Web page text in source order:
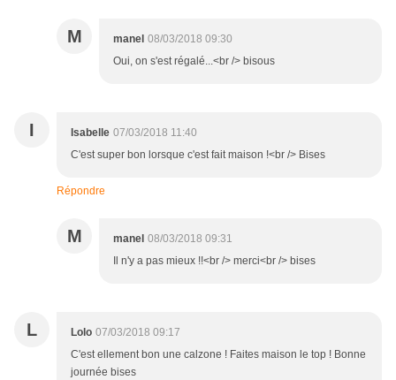
M manel 08/03/2018 09:30
Oui, on s'est régalé...<br /> bisous
I Isabelle 07/03/2018 11:40
C'est super bon lorsque c'est fait maison !<br /> Bises
Répondre
M manel 08/03/2018 09:31
Il n'y a pas mieux !!<br /> merci<br /> bises
L Lolo 07/03/2018 09:17
C'est ellement bon une calzone ! Faites maison le top ! Bonne
journée bises